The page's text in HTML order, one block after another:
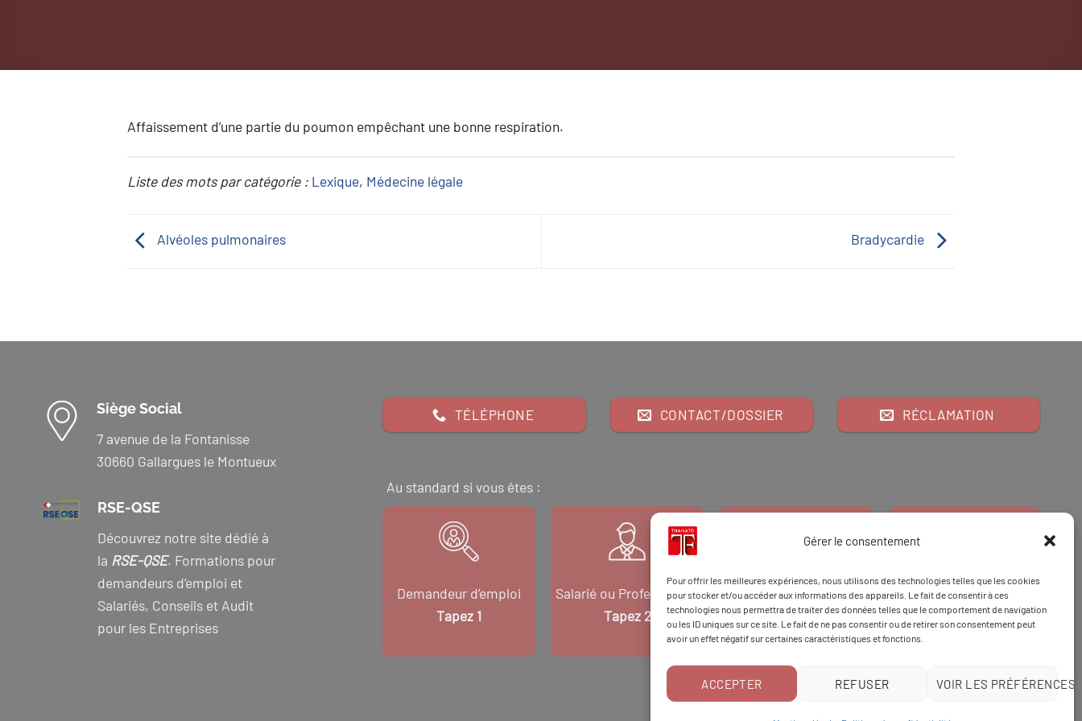
Gérer le consentement
Pour offrir les meilleures expériences, nous utilisons des technologies telles que les cookies
pour stocker et/ou accéder aux informations des appareils. Le fait de consentir à ces
technologies nous permettra de traiter des données telles que le comportement de navigation
ou les ID uniques sur ce site. Le fait de ne pas consentir ou de retirer son consentement peut
avoir un effet négatif sur certaines caractéristiques et fonctions.
ACCEPTER REFUSER VOIR LES PRÉFÉRENCES
Affaissement d’une partie du poumon empêchant une bonne respiration.
Liste des mots par catégorie : Lexique, Médecine légale
Alvéoles pulmonaires Bradycardie
Siège Social
7 avenue de la Fontanisse
30660 Gallargues le Montueux
RSE-QSE
Découvrez notre site dédié à
la RSE-QSE. Formations pour
demandeurs d’emploi et
Salariés, Conseils et Audit
pour les Entreprises
TÉLÉPHONE CONTACT/DOSSIER RÉCLAMATION
Au standard si vous êtes :
Demandeur d’emploi
Tapez 1
Salarié ou Professionnel
Tapez 2
Financeur
Tapez 3
EtTapez 98pour
une formation